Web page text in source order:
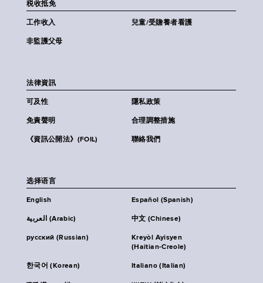
税收抵免
工作收入 兒童/受贍養者看護
非監護父母
法律資訊
可及性 隱私政策
免責聲明 合理調整措施
《資訊公開法》(FOIL) 聯絡我們
选择语言
English Español (Spanish)
العربية (Arabic) 中文 (Chinese)
русский (Russian)
Kreyòl Ayisyen
(Haitian-Creole)
한국어 (Korean) Italiano (Italian)